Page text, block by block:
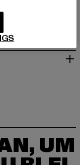
UM